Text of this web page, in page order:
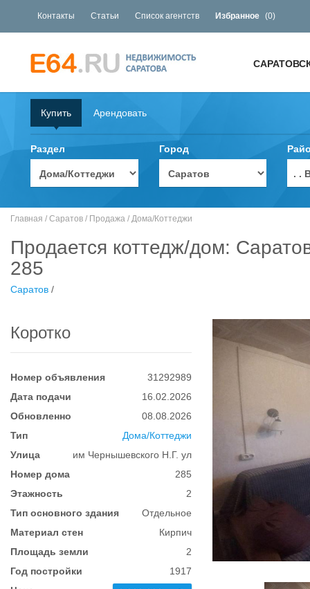
Контакты Статьи Список агентств Избранное (0)
Купить Арендовать
Раздел Город
. .
Главная / Саратов / Продажа / Дома/Коттеджи
Продается коттедж/дом:
285
Саратов /
Коротко
Номер объявления
31292989
Дата подачи
16.02.2026
Обновленно
08.08.2026
Тип
Дома/Коттеджи
Улица
им Чернышевского Н.Г. ул
Номер дома
285
Этажность
2
Тип основного здания
Отдельное
Материал стен
Кирпич
Площадь земли
2
Год постройки
1917